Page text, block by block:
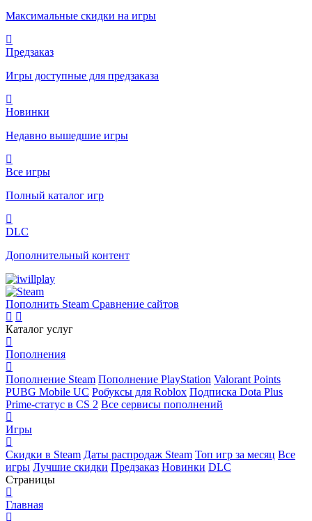
Максимальные скидки на игры
Предзаказ
Игры доступные для предзаказа
Новинки
Недавно вышедшие игры
Все игры
Полный каталог игр
DLC
Дополнительный контент
Пополнить Steam Сравнение сайтов
Каталог услуг
Пополнения
Пополнение Steam Пополнение PlayStation Valorant Points
PUBG Mobile UC Робуксы для Roblox Подписка Dota Plus
Prime-статус в CS 2 Все сервисы пополнений
Игры
Скидки в Steam Даты распродаж Steam Топ игр за месяц Все
игры Лучшие скидки Предзаказ Новинки DLC
Страницы
Главная